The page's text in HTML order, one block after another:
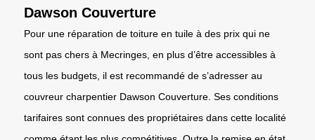
Dawson Couverture
Pour une réparation de toiture en tuile à des prix qui ne
sont pas chers à Mecringes, en plus d’être accessibles à
tous les budgets, il est recommandé de s’adresser au
couvreur charpentier Dawson Couverture. Ses conditions
tarifaires sont connues des propriétaires dans cette localité